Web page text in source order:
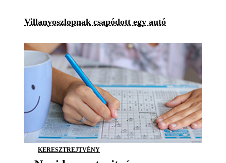
Villanyoszlopnak csapódott egy autó
KERESZTREJTVÉNY